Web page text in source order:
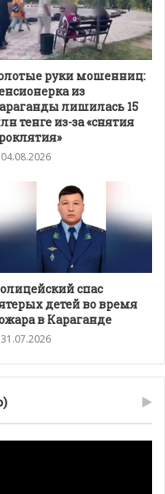
руки мошенниц:
из
лишилась 15
тенге из-за «снятия
04.08.2026
спас
детей во время
в Караганде
31.07.2026